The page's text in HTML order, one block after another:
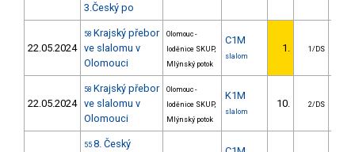
3.Český po
22.05.2024
58 Krajský přebor
ve slalomu v
Olomouci
Olomouc -
loděnice SKUP,
Mlýnský potok
C1M
slalom
1. 1/DS
22.05.2024
58 Krajský přebor
ve slalomu v
Olomouci
Olomouc -
loděnice SKUP,
Mlýnský potok
K1M
slalom
10. 2/DS
55 8. Český